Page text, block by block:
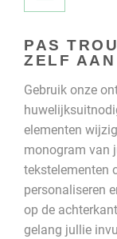
PAS
ZELF AAN
Gebruik onze
elementen
monogram van
tekstelementen
personaliseren
op de
gelang jullie